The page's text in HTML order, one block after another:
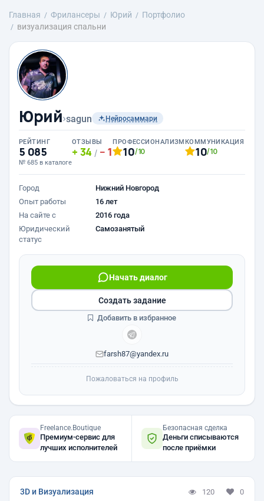
Главная Фрилансеры Юрий
Портфолио
визуализация спальни
Юрий›sagun Нейросаммари
РЕЙТИНГ
5 085
№ 685 в каталоге
ОТЗЫВЫ
34 / 1
ПРОФЕССИОНАЛИЗМ
10/10
КОММУНИКАЦИЯ
10/10
Город
Нижний Новгород
Опыт работы
16 лет
На сайте с
2016 года
Юридический
статус
Самозанятый
Начать диалог
farsh87@yandex.ru
Создать задание
Добавить в избранное
Пожаловаться на профиль
Freelance.Boutique
Премиум-сервис для
лучших исполнителей
Безопасная сделка
Деньги списываются
после приёмки
3D и Визуализация 120 0